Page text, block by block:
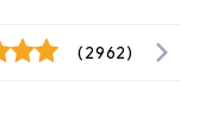
(2962)